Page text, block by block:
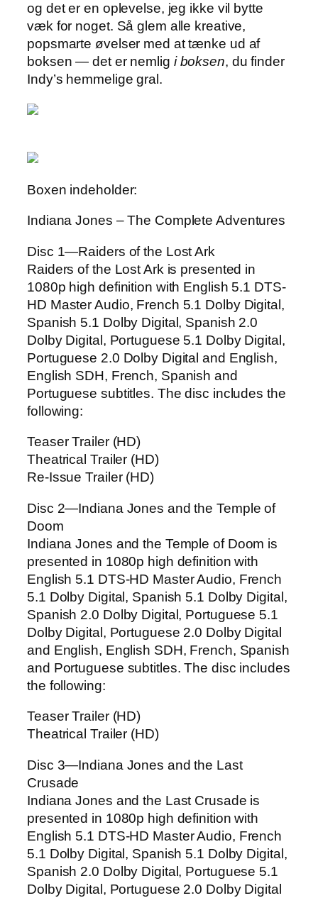
og det er en oplevelse, jeg ikke vil bytte
væk for noget. Så glem alle kreative,
popsmarte øvelser med at tænke ud af
boksen — det er nemlig i boksen, du finder
Indy’s hemmelige gral.
Boxen indeholder:
Indiana Jones – The Complete Adventures
Disc 1—Raiders of the Lost Ark
Raiders of the Lost Ark is presented in
1080p high definition with English 5.1 DTS-
HD Master Audio, French 5.1 Dolby Digital,
Spanish 5.1 Dolby Digital, Spanish 2.0
Dolby Digital, Portuguese 5.1 Dolby Digital,
Portuguese 2.0 Dolby Digital and English,
English SDH, French, Spanish and
Portuguese subtitles. The disc includes the
following:
Teaser Trailer (HD)
Theatrical Trailer (HD)
Re-Issue Trailer (HD)
Disc 2—Indiana Jones and the Temple of
Doom
Indiana Jones and the Temple of Doom is
presented in 1080p high definition with
English 5.1 DTS-HD Master Audio, French
5.1 Dolby Digital, Spanish 5.1 Dolby Digital,
Spanish 2.0 Dolby Digital, Portuguese 5.1
Dolby Digital, Portuguese 2.0 Dolby Digital
and English, English SDH, French, Spanish
and Portuguese subtitles. The disc includes
the following:
Teaser Trailer (HD)
Theatrical Trailer (HD)
Disc 3—Indiana Jones and the Last
Crusade
Indiana Jones and the Last Crusade is
presented in 1080p high definition with
English 5.1 DTS-HD Master Audio, French
5.1 Dolby Digital, Spanish 5.1 Dolby Digital,
Spanish 2.0 Dolby Digital, Portuguese 5.1
Dolby Digital, Portuguese 2.0 Dolby Digital